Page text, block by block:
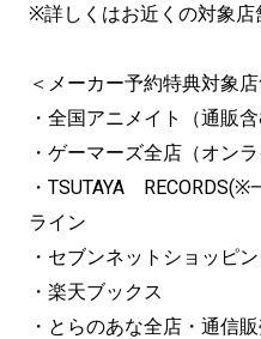
※詳しくはお近くの対象店
＜メーカー予約特典対象店
・全国アニメイト（通販含
・ゲーマーズ全店（オン
・TSUTAYA RECORDS(※
ライン
・セブンネットショッピ
・楽天ブックス
・とらのあな全店・通信